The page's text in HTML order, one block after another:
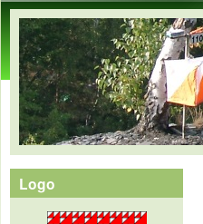
orienteering.waw.pl
Logo